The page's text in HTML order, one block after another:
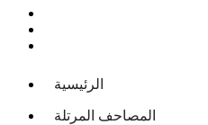
الرئيسية
المصاحف المرتلة